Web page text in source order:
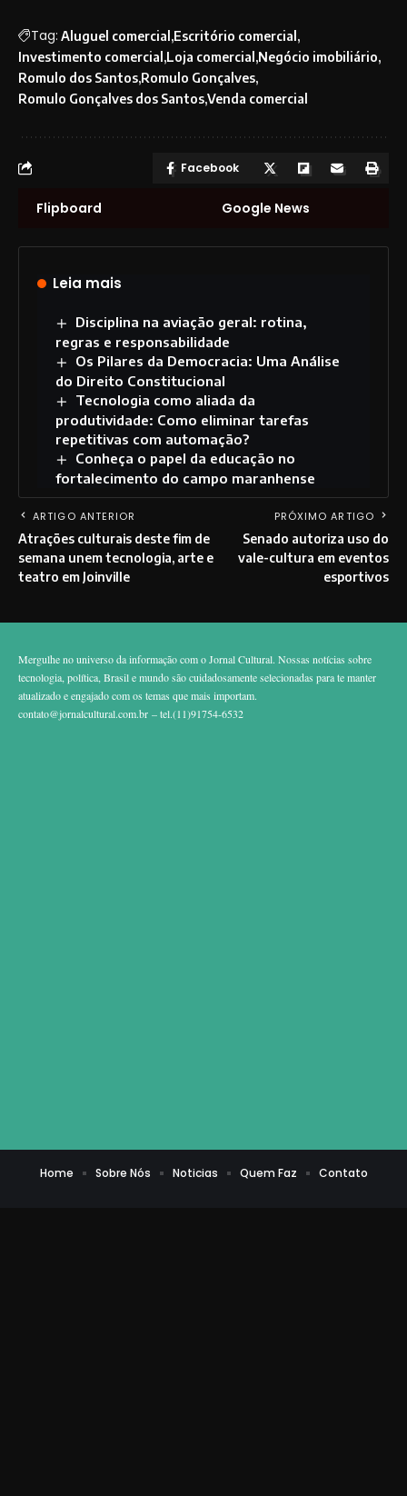
Tag: Aluguel comercial Escritório comercial
Investimento comercial Loja comercial Negócio imobiliário
Romulo dos Santos Romulo Gonçalves
Romulo Gonçalves dos SantosVenda comercial
Facebook
Flipboard Google News
Leia mais
Disciplina na aviação geral: rotina,
regras e responsabilidade
Os Pilares da Democracia: Uma Análise
do Direito Constitucional
Tecnologia como aliada da
produtividade: Como eliminar tarefas
repetitivas com automação?
Conheça o papel da educação no
fortalecimento do campo maranhense
ARTIGO ANTERIOR
Atrações culturais deste fim de
semana unem tecnologia, arte e
teatro em Joinville
PRÓXIMO ARTIGO
Senado autoriza uso do
vale-cultura em eventos
esportivos
Mergulhe no universo da informação com o Jornal Cultural. Nossas notícias sobre
tecnologia, política, Brasil e mundo são cuidadosamente selecionadas para te manter
atualizado e engajado com os temas que mais importam.
contato@jornalcultural.com.br – tel.(11)91754-6532
Home Sobre Nós Noticias Quem Faz Contato